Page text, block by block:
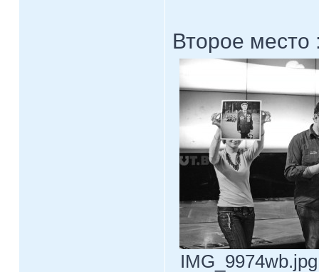
Второе место